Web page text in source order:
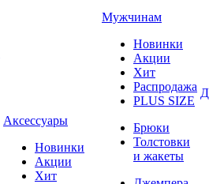
Аксессуары
Новинки
Акции
Хит
Мужчинам
Новинки
Акции
Хит
Распродажа
PLUS SIZE
Брюки
Толстовки
и жакеты